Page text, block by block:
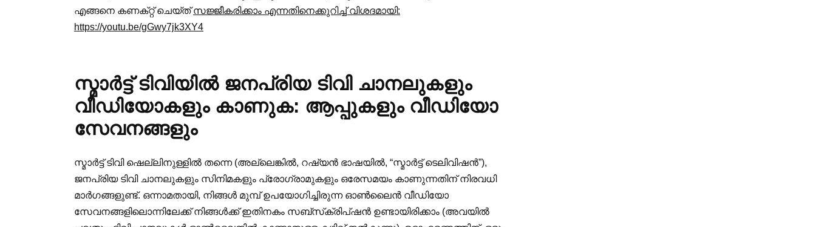
എങ്ങനെ കണക്‌റ്റ് ചെയ്‌ത്സജ്ജീകരിക്കാം എന്നതിനെക്കുറിച്ച് വിശദമായി:
https://youtu.be/gGwy7jk3XY4
സ്മാർട്ട് ടിവിയിൽ ജനപ്രിയ ടിവി ചാനലുകളും
വീഡിയോകളും കാണുക: ആപ്പുകളും വീഡിയോ
സേവനങ്ങളും
സ്മാർട്ട് ടിവി ഷെല്ലിനുള്ളിൽ തന്നെ (അല്ലെങ്കിൽ, റഷ്യൻ ഭാഷയിൽ, “സ്മാർട്ട് ടെലിവിഷൻ”),
ജനപ്രിയ ടിവി ചാനലുകളും സിനിമകളും പ്രോഗ്രാമുകളും ഒരേസമയം കാണുന്നതിന് നിരവധി
മാർഗങ്ങളുണ്ട്. ഒന്നാമതായി, നിങ്ങൾ മുമ്പ് ഉപയോഗിച്ചിരുന്ന ഓൺലൈൻ വീഡിയോ
സേവനങ്ങളിലൊന്നിലേക്ക് നിങ്ങൾക്ക് ഇതിനകം സബ്‌സ്‌ക്രിപ്‌ഷൻ ഉണ്ടായിരിക്കാം (അവയിൽ